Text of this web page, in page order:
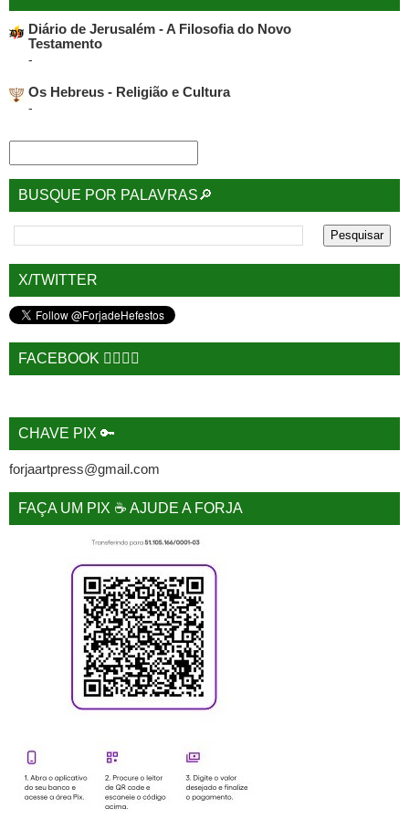
Diário de Jerusalém - A Filosofia do Novo
Testamento
-
Os Hebreus - Religião e Cultura
-
BUSQUE POR PALAVRAS🔎
X/TWITTER
FACEBOOK 🙋‍♂️🙋‍♀️
CHAVE PIX 🔑
forjaartpress@gmail.com
FAÇA UM PIX ☕ AJUDE A FORJA